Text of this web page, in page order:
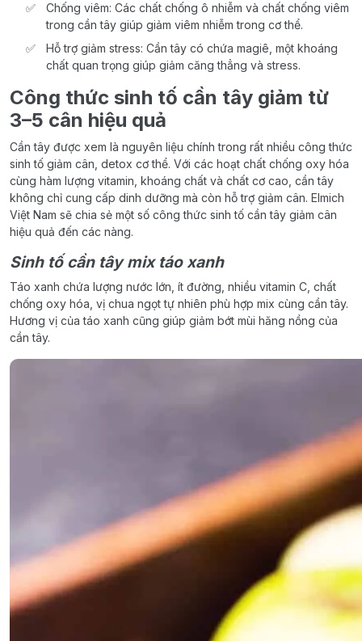
Chống viêm: Các chất chống ô nhiễm và chất chống viêm
trong cần tây giúp giảm viêm nhiễm trong cơ thể.
Hỗ trợ giảm stress: Cần tây có chứa magiê, một khoáng
chất quan trọng giúp giảm căng thẳng và stress.
Công thức sinh tố cần tây giảm từ
3–5 cân hiệu quả
Cần tây được xem là nguyên liệu chính trong rất nhiều công thức
sinh tố giảm cân, detox cơ thể. Với các hoạt chất chống oxy hóa
cùng hàm lượng vitamin, khoáng chất và chất cơ cao, cần tây
không chỉ cung cấp dinh dưỡng mà còn hỗ trợ giảm cân. Elmich
Việt Nam sẽ chia sẻ một số công thức sinh tố cần tây giảm cân
hiệu quả đến các nàng.
Sinh tố cần tây mix táo xanh
Táo xanh chứa lượng nước lớn, ít đường, nhiều vitamin C, chất
chống oxy hóa, vị chua ngọt tự nhiên phù hợp mix cùng cần tây.
Hương vị của táo xanh cũng giúp giảm bớt mùi hăng nồng của
cần tây.